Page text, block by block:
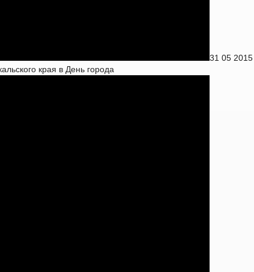
31 05 2015
края в День города